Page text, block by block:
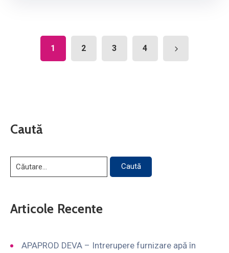
1 2 3 4
Caută
Articole Recente
APAPROD DEVA – Intrerupere furnizare apă în